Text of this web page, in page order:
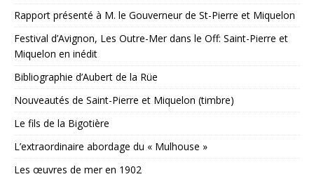
Rapport présenté à M. le Gouverneur de St-Pierre et Miquelon
Festival d’Avignon, Les Outre-Mer dans le Off: Saint-Pierre et
Miquelon en inédit
Bibliographie d’Aubert de la Rüe
Nouveautés de Saint-Pierre et Miquelon (timbre)
Le fils de la Bigotière
L’extraordinaire abordage du « Mulhouse »
Les œuvres de mer en 1902